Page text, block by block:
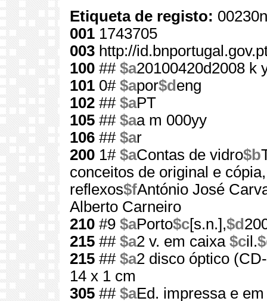
Etiqueta de registo:
001 1743705
003 http://
100 ## $a20100420d2008 k
101 0# $apor$d eng
102 ## $aPT
105 ## $aa m 000yy
106 ## $ar
200 1# $aContas de vidro$b
conceitos de original e
reflexos$fAntónio José
Alberto Carneiro
210 #9 $aPorto$c[s.n.],$d
215 ## $a2 v. em caixa $cil.
215 ## $a2 disco óptico
14 x 1 cm
305 ## $aEd. impressa e